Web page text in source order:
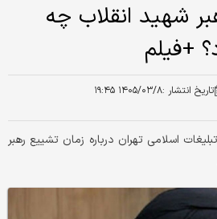
شهید انقلاب چه
+فیلم
تاریخ انتشار :۱۴۰۵/۰۳/۸ ۱۹:۴۵
اسلامی تهران درباره زمان تشییع رهبر